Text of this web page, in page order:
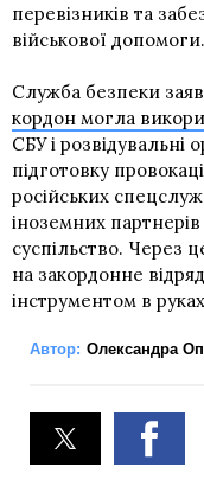
перевізників та
військової допомоги.
Служба безпеки
кордон могла
СБУ і
підготовку
російських
іноземних
суспільство. Через
на закордонне
інструментом в
Автор: Олександра